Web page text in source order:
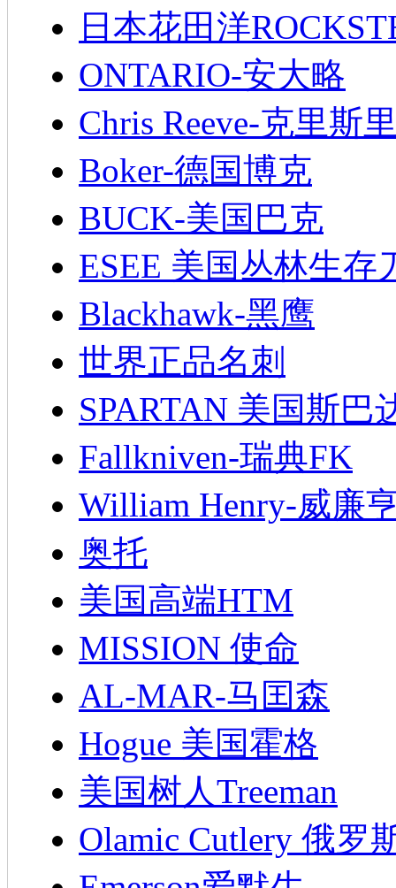
日本花田洋
ONTARIO-安大略
Chris Reeve-克里斯
Boker-德国博克
BUCK-美国巴克
ESEE 美国丛林生存
Blackhawk-黑鹰
世界正品名刺
SPARTAN 美国斯巴
Fallkniven-瑞典FK
William Henry-威廉
奥托
美国高端HTM
MISSION 使命
AL-MAR-马囯森
Hogue 美国霍格
美国树人Treeman
Olamic Cutlery 俄罗